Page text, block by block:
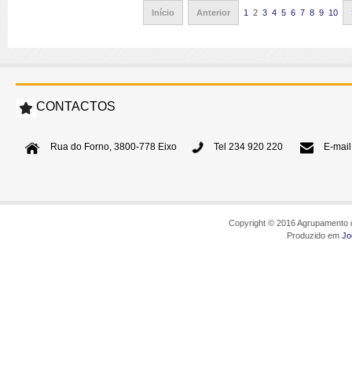
Início Anterior 1 2 3 4 5 6 7 8 9 10
CONTACTOS
Rua do Forno, 3800-778 Eixo Tel 234 920 220 E-
Copyright © 2016
Produzido em